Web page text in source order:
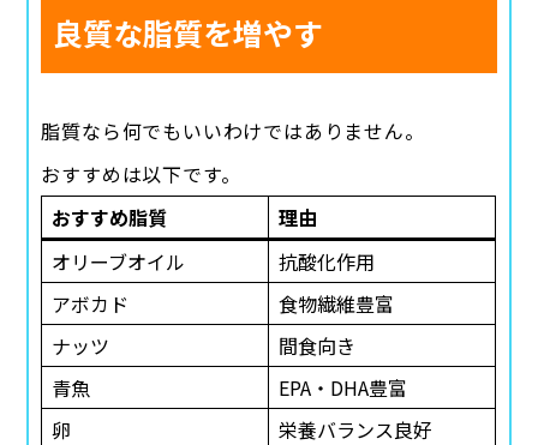
良質な脂質を増やす
脂質なら何でもいいわけではありません。
おすすめは以下です。
おすすめ脂質
理由
オリーブオイル
抗酸化作用
アボカド
食物繊維豊富
ナッツ
間食向き
青魚
EPA・DHA豊富
卵
栄養バランス良好